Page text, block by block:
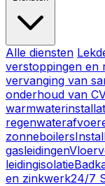
Alle diensten
verstoppingen en
vervanging van
onderhoud van
zonneboilers
gasleidingen
leidingisolatie
en zinkwerk24/7